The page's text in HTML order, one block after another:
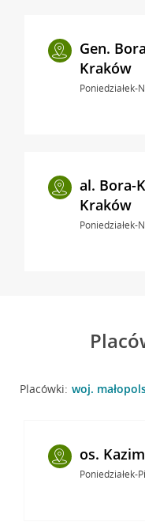
Gen.
Kraków
Poniedziałek-
al. Bora-
Kraków
Poniedziałek-
Placówki: woj.
os.
Poniedziałek-